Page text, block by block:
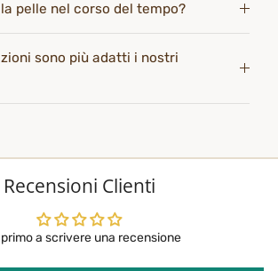
pelle nel corso del tempo?
sono più adatti i nostri
Recensioni Clienti
primo a scrivere una recensione